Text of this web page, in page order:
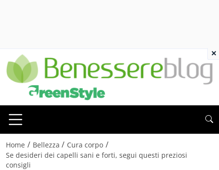
Home / Bellezza / Cura corpo /
Se desideri dei capelli sani e forti, segui questi preziosi
consigli
×